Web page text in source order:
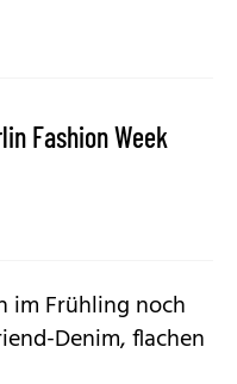
Fashion Week
im Frühling noch
Denim, flachen